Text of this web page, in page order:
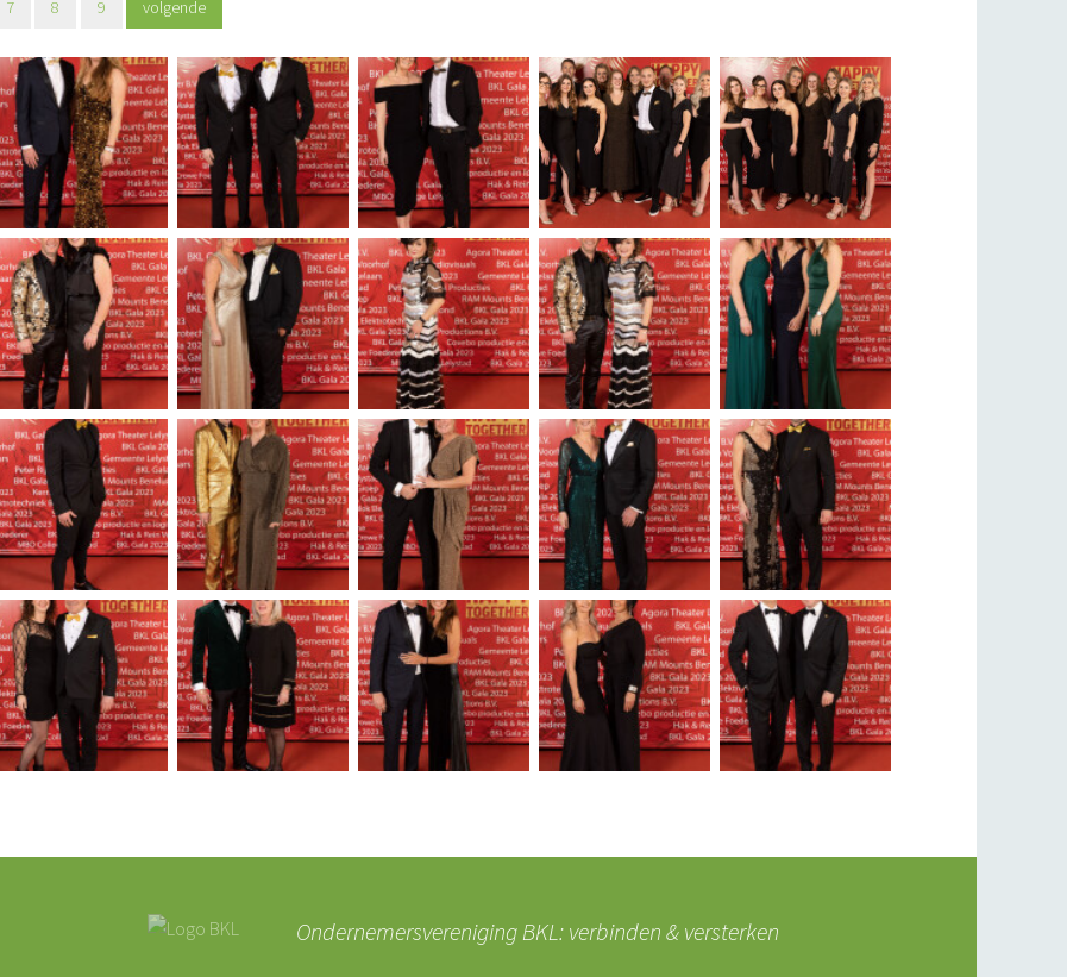
7 8 9 volgende
Ondernemersvereniging BKL: verbinden & versterken